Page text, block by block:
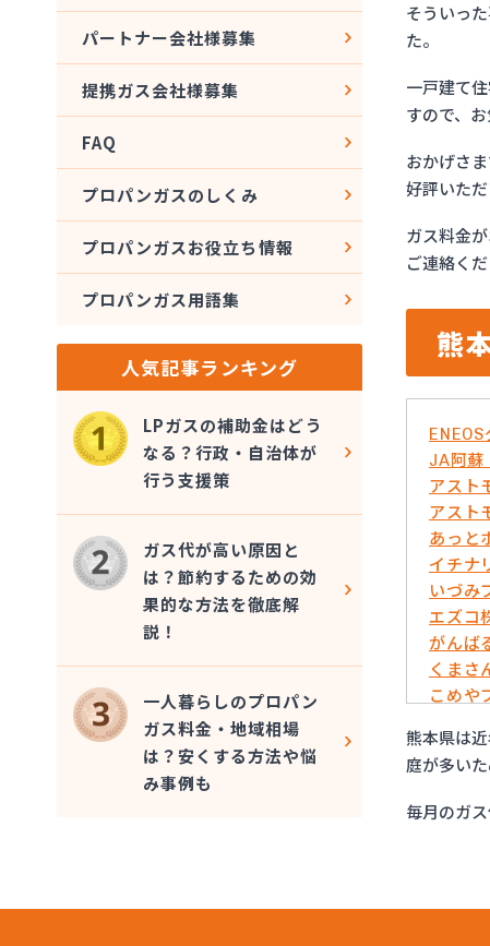
そういっ
た。
一戸建て
すので、
おかげさ
好評いただ
ガス料金
ご連絡く
熊
JA阿
アスト
アスト
あっと
イチナ
いづみ
エズコ
がんば
くまさ
こめや
サンエ
フルキ
むらた
ライフ
井上商
熊本県は
庭が多い
毎月のガ
パートナー会社様募集
提携ガス会社様募集
FAQ
プロパンガスのしくみ
プロパンガスお役立ち情報
プロパンガス用語集
人気記事ランキング
LPガスの補助金はどう
なる？行政・自治体が
行う支援策
ガス代が高い原因と
は？節約するための効
果的な方法を徹底解
説！
一人暮らしのプロパン
ガス料金・地域相場
は？安くする方法や悩
み事例も